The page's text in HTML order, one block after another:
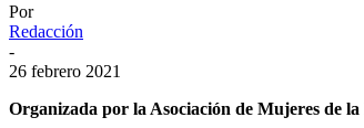
Por
Redacción
-
26 febrero 2021
Organizada por la Asociación de Mujeres de